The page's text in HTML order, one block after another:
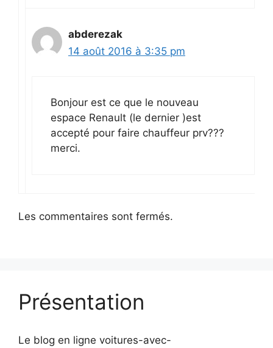
abderezak
14 août 2016 à 3:35 pm
Bonjour est ce que le nouveau
espace Renault (le dernier )est
accepté pour faire chauffeur prv???
merci.
Les commentaires sont fermés.
Présentation
Le blog en ligne voitures-avec-